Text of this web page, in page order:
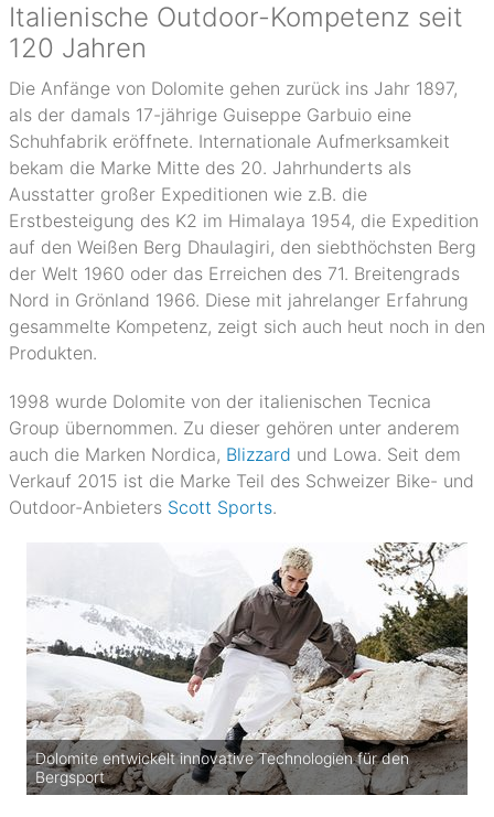
Italienische Outdoor-Kompetenz seit
120 Jahren
Die Anfänge von Dolomite gehen zurück ins Jahr 1897,
als der damals 17-jährige Guiseppe Garbuio eine
Schuhfabrik eröffnete. Internationale Aufmerksamkeit
bekam die Marke Mitte des 20. Jahrhunderts als
Ausstatter großer Expeditionen wie z.B. die
Erstbesteigung des K2 im Himalaya 1954, die Expedition
auf den Weißen Berg Dhaulagiri, den siebthöchsten Berg
der Welt 1960 oder das Erreichen des 71. Breitengrads
Nord in Grönland 1966. Diese mit jahrelanger Erfahrung
gesammelte Kompetenz, zeigt sich auch heut noch in den
Produkten.
1998 wurde Dolomite von der italienischen Tecnica
Group übernommen. Zu dieser gehören unter anderem
auch die Marken Nordica, Blizzard und Lowa. Seit dem
Verkauf 2015 ist die Marke Teil des Schweizer Bike- und
Outdoor-Anbieters Scott Sports.
Dolomite entwickelt innovative Technologien für den
Bergsport